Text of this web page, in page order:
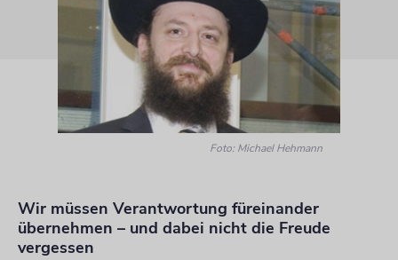
Foto: Michael Hehmann
Wir müssen Verantwortung füreinander
übernehmen – und dabei nicht die Freude
vergessen